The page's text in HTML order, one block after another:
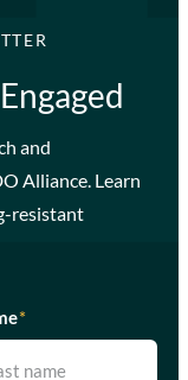
and
Alliance. Learn
resistant
*